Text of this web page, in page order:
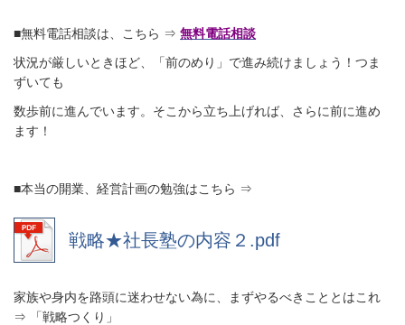
■無料電話相談は、こちら ⇒ 無料電話相談
状況が厳しいときほど、「前のめり」で進み続けましょう！つま
ずいても
数歩前に進んでいます。そこから立ち上げれば、さらに前に進め
ます！
■本当の開業、経営計画の勉強はこちら ⇒
戦略★社長塾の内容２.pdf
家族や身内を路頭に迷わせない為に、まずやるべきこととはこれ
⇒ 「戦略つくり」